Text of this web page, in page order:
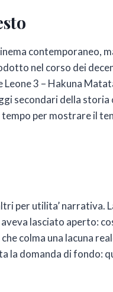
contemporaneo,
nel corso dei
3 – Hakuna
secondari della
per mostrare il
per utilita’ narrativa.
lasciato aperto:
colma una lacuna
la domanda di